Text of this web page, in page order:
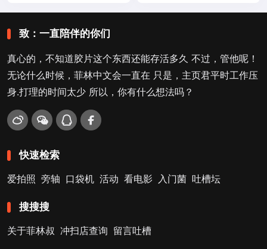
致：一直陪伴的你们
真心的，不知道胶片这个东西还能存活多久 不过，管他呢！
无论什么时候，菲林中文会一直在 只是，主页君平时工作压
身.打理的时间太少 所以，你有什么想法吗？
快速检索
爱拍照 旁轴 口袋机 活动 看电影 入门菌 吐槽坛
搜搜搜
关于菲林叔 冲扫店查询 留言吐槽